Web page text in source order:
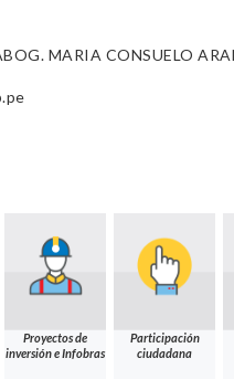
MARIA CONSUELO
Proyectos de
inversión e Infobras
Participación
ciudadana